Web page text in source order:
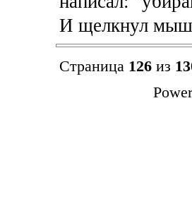
И щелкнул
Страница 126из